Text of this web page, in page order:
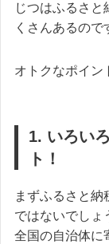
じつはふるさと
くさんあるので
オトクなポイン
1. いろい
ト！
まずふるさと
ではないでしょ
全国の自治体に